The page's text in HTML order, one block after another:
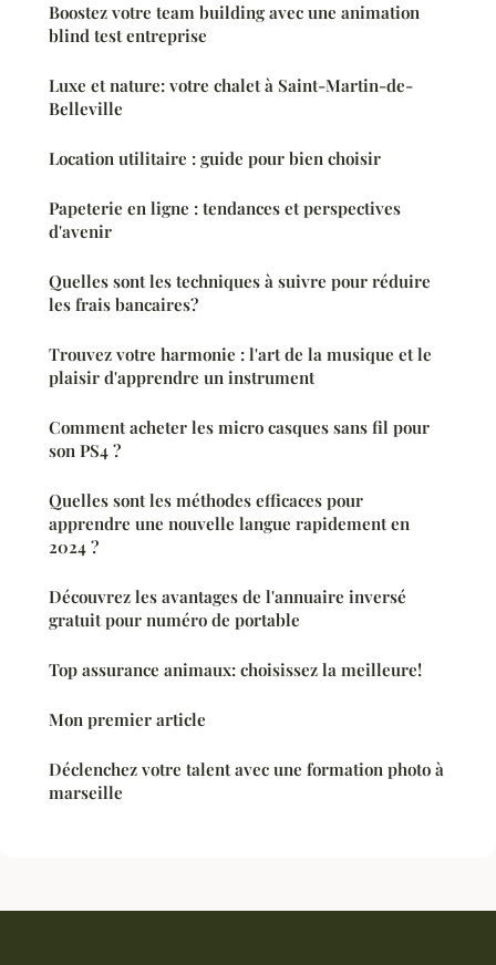
Boostez votre team building avec une animation
blind test entreprise
Luxe et nature: votre chalet à Saint-Martin-de-
Belleville
Location utilitaire : guide pour bien choisir
Papeterie en ligne : tendances et perspectives
d'avenir
Quelles sont les techniques à suivre pour réduire
les frais bancaires?
Trouvez votre harmonie : l'art de la musique et le
plaisir d'apprendre un instrument
Comment acheter les micro casques sans fil pour
son PS4 ?
Quelles sont les méthodes efficaces pour
apprendre une nouvelle langue rapidement en
2024 ?
Découvrez les avantages de l'annuaire inversé
gratuit pour numéro de portable
Top assurance animaux: choisissez la meilleure!
Mon premier article
Déclenchez votre talent avec une formation photo à
marseille